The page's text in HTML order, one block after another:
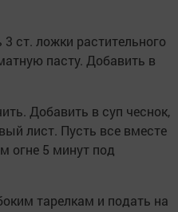
ст. ложки растительного
пасту. Добавить в
Добавить в суп чеснок,
лист. Пусть все вместе
огне 5 минут под
тарелкам и подать на